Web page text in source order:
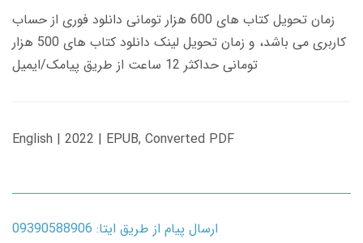
زمان تحویل کتاب های 600 هزار تومانی دانلود فوری از حساب
کاربری می باشد، و زمان تحویل لینک دانلود کتاب های 500 هزار
تومانی حداکثر 12 ساعت از طریق پیامک/ایمیل
English | 2022 | EPUB, Converted PDF
ارسال پیام از طریق ایتا: 09390588906